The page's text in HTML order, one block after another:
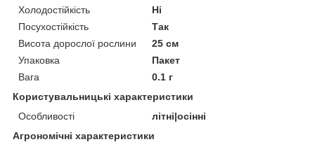
Холодостійкість
Ні
Посухостійкість
Так
Висота дорослої рослини
25 см
Упаковка
Пакет
Вага
0.1 г
Користувальницькі характеристики
Особливості
літні|осінні
Агрономічні характеристики